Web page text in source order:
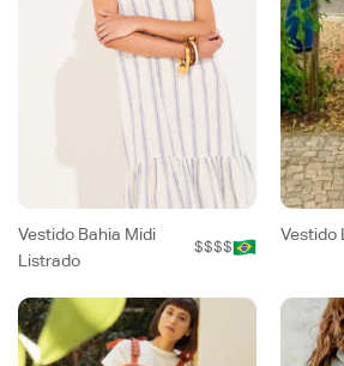
Vestido Bahia Midi
Listrado
$$$$
Vestido